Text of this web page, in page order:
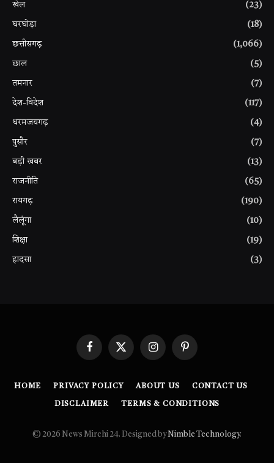
खेल (23)
घरघोड़ा (18)
छत्तीसगढ़ (1,066)
छाल (5)
तमनार (7)
देश-विदेश (117)
धरमजयगढ़ (4)
पुसौर (7)
बड़ी खबर (13)
राजनीति (65)
रायगढ़ (190)
लैलूंगा (10)
शिक्षा (19)
हादसा (3)
FacebookX
InstagramPinterest
HOME PRIVACY POLICY ABOUT US CONTACT US
DISCLAIMER TERMS & CONDITIONS
© 2026 News Mirchi 24. Designed byNimble Technology.